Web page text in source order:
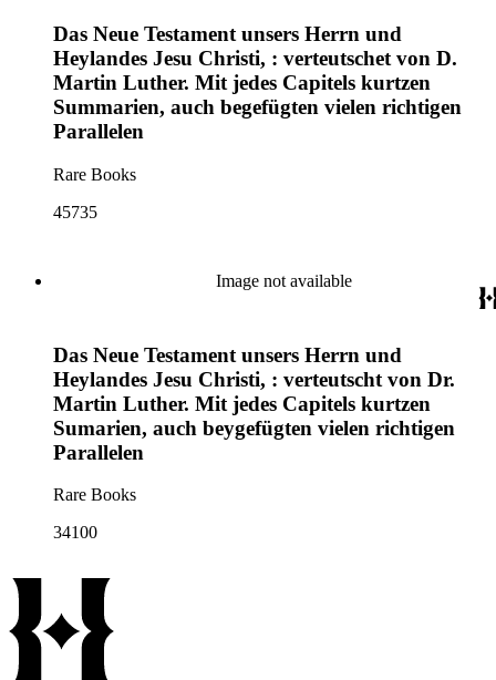
Das Neue Testament unsers Herrn und
Heylandes Jesu Christi, : verteutschet von D.
Martin Luther. Mit jedes Capitels kurtzen
Summarien, auch begefügten vielen richtigen
Parallelen
Rare Books
45735
Image not available
Das Neue Testament unsers Herrn und
Heylandes Jesu Christi, : verteutscht von Dr.
Martin Luther. Mit jedes Capitels kurtzen
Sumarien, auch beygefügten vielen richtigen
Parallelen
Rare Books
34100